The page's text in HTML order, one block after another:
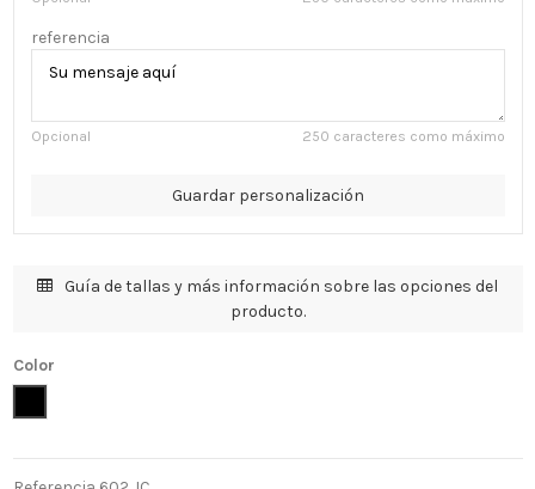
referencia
Opcional 250 caracteres como máximo
Guardar personalización
Guía de tallas y más información sobre las opciones del
producto.
Color